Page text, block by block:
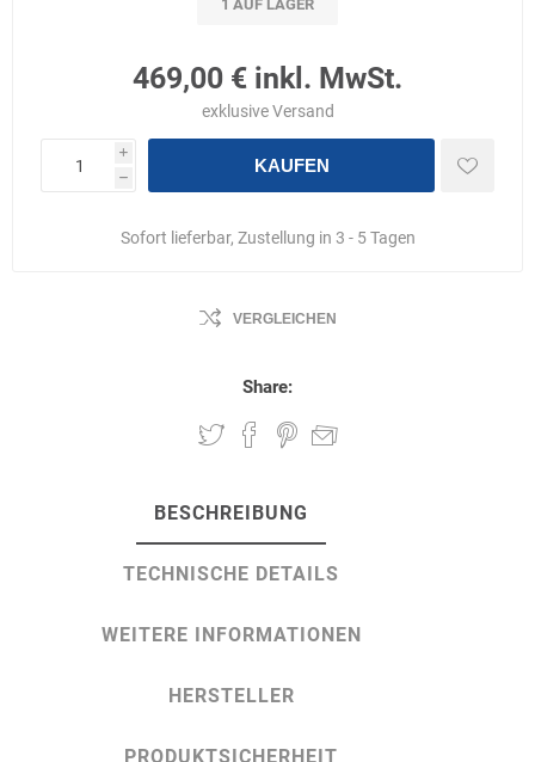
1 AUF LAGER
469,00 € inkl. MwSt.
exklusiveVersand
i
h
KAUFEN
Sofort lieferbar, Zustellung in 3 - 5 Tagen
VERGLEICHEN
Share:
BESCHREIBUNG
TECHNISCHE DETAILS
WEITERE INFORMATIONEN
HERSTELLER
PRODUKTSICHERHEIT